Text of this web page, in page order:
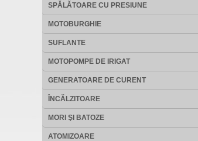
SPĂLĂTOARE CU PRESIUNE
MOTOBURGHIE
SUFLANTE
MOTOPOMPE DE IRIGAT
GENERATOARE DE CURENT
ÎNCĂLZITOARE
MORI ŞI BATOZE
ATOMIZOARE